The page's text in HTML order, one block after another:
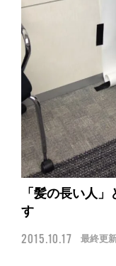
「髪の長い人
す
2015.10.17
最終更